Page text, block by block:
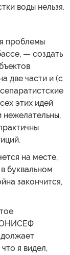
воды нельзя.
проблемы
— создать
две части и (с
этих идей
нежелательны,
на месте,
буквальном
закончится,
ЮНИСЕФ
я видел,